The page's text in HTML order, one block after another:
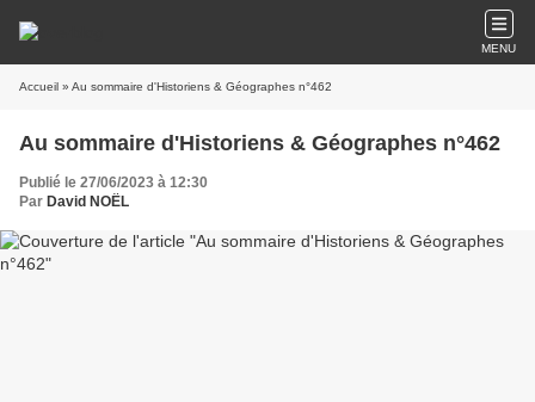
MENU
Accueil » Au sommaire d'Historiens & Géographes n°462
Au sommaire d'Historiens & Géographes n°462
Publié le 27/06/2023 à 12:30
Par David NOËL